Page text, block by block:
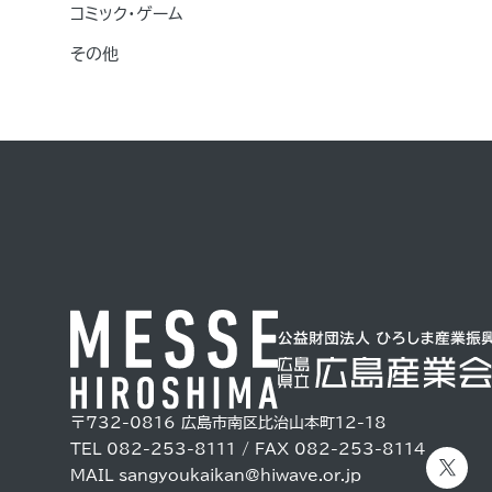
コミック・ゲーム
その他
〒732-0816 広島市南区比治山本町12-18
TEL 082-253-8111 / FAX 082-253-8114
MAIL sangyoukaikan@hiwave.or.jp